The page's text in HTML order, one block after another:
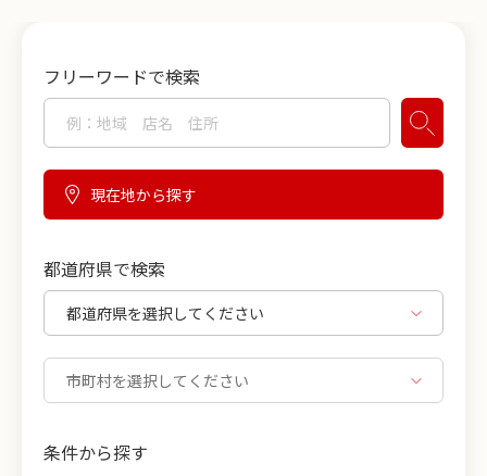
フリーワードで検索
現在地から探す
都道府県で検索
条件から探す